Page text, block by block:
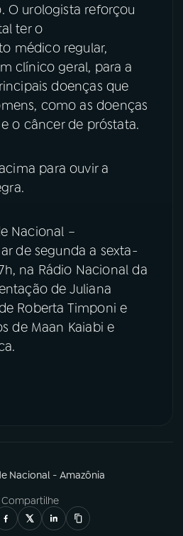
O urologista reforçou
ter o
médico regular,
clínico geral, para a
doenças que
como as doenças
o câncer de próstata.
para ouvir a
Nacional –
de segunda a sexta-
na Rádio Nacional da
de Juliana
Roberta Timponi e
de Maan Kaiabi e
Nacional - Amazônia
Compartilhe